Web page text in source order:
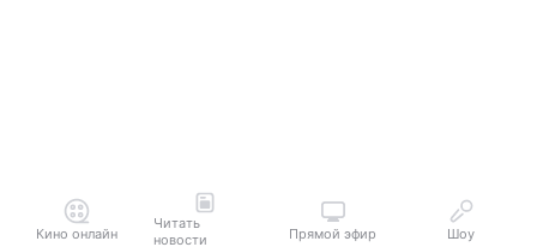
Кино онлайн
Читать
новости
Прямой эфир Шоу